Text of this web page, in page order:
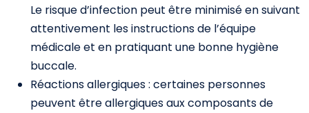
Le risque d’infection peut être minimisé en suivant
attentivement les instructions de l’équipe
médicale et en pratiquant une bonne hygiène
buccale.
Réactions allergiques : certaines personnes
peuvent être allergiques aux composants de